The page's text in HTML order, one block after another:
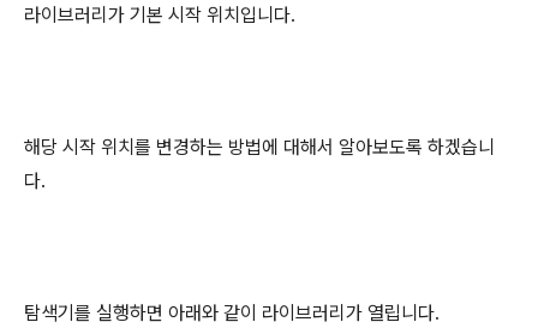
라이브러리가 기본 시작 위치입니다.
해당 시작 위치를 변경하는 방법에 대해서 알아보도록 하겠습니
다.
탐색기를 실행하면 아래와 같이 라이브러리가 열립니다.